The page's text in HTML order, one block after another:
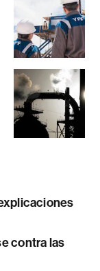
contra las